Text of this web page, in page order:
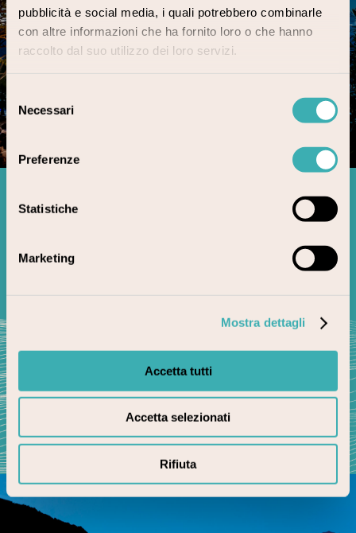
pubblicità e social media, i quali potrebbero combinarle
con altre informazioni che ha fornito loro o che hanno
raccolto dal suo utilizzo dei loro servizi.
Selezione
del
consenso
Necessari
Preferenze
Statistiche
Marketing
Mostra dettagli
Accetta tutti
Accetta selezionati
Rifiuta
How to reach Stresa